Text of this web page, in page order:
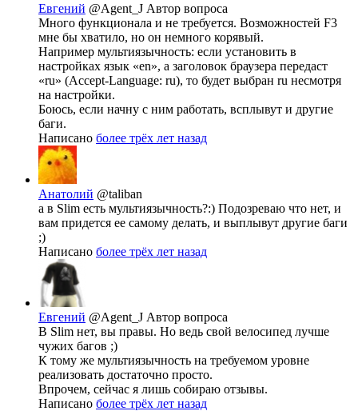
Евгений @Agent_J Автор вопроса
Много функционала и не требуется. Возможностей F3
мне бы хватило, но он немного корявый.
Например мультиязычность: если установить в
настройках язык «en», а заголовок браузера передаст
«ru» (Accept-Language: ru), то будет выбран ru несмотря
на настройки.
Боюсь, если начну с ним работать, всплывут и другие
баги.
Написано более трёх лет назад
Анатолий @taliban
а в Slim есть мультиязычность?:) Подозреваю что нет, и
вам придется ее самому делать, и выплывут другие баги
;)
Написано более трёх лет назад
Евгений @Agent_J Автор вопроса
В Slim нет, вы правы. Но ведь свой велосипед лучше
чужих багов ;)
К тому же мультиязычность на требуемом уровне
реализовать достаточно просто.
Впрочем, сейчас я лишь собираю отзывы.
Написано более трёх лет назад